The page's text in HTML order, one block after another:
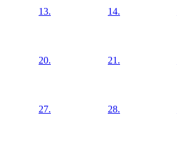
13. 14.
20. 21.
27. 28.